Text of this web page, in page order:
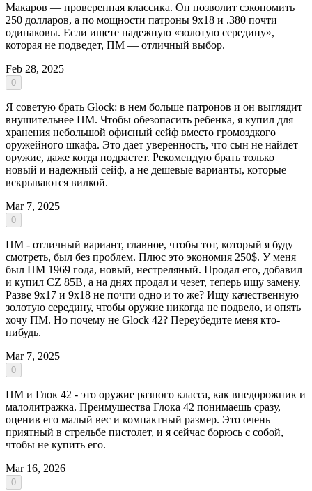
Макаров — проверенная классика. Он позволит сэкономить
250 долларов, а по мощности патроны 9х18 и .380 почти
одинаковы. Если ищете надежную «золотую середину»,
которая не подведет, ПМ — отличный выбор.
Feb 28, 2025
0
Я советую брать Glock: в нем больше патронов и он выглядит
внушительнее ПМ. Чтобы обезопасить ребенка, я купил для
хранения небольшой офисный сейф вместо громоздкого
оружейного шкафа. Это дает уверенность, что сын не найдет
оружие, даже когда подрастет. Рекомендую брать только
новый и надежный сейф, а не дешевые варианты, которые
вскрываются вилкой.
Mar 7, 2025
0
ПМ - отличный вариант, главное, чтобы тот, который я буду
смотреть, был без проблем. Плюс это экономия 250$. У меня
был ПМ 1969 года, новый, нестреляный. Продал его, добавил
и купил CZ 85B, а на днях продал и чезет, теперь ищу замену.
Разве 9х17 и 9х18 не почти одно и то же? Ищу качественную
золотую середину, чтобы оружие никогда не подвело, и опять
хочу ПМ. Но почему не Glock 42? Переубедите меня кто-
нибудь.
Mar 7, 2025
0
ПМ и Глок 42 - это оружие разного класса, как внедорожник и
малолитражка. Преимущества Глока 42 понимаешь сразу,
оценив его малый вес и компактный размер. Это очень
приятный в стрельбе пистолет, и я сейчас борюсь с собой,
чтобы не купить его.
Mar 16, 2026
0